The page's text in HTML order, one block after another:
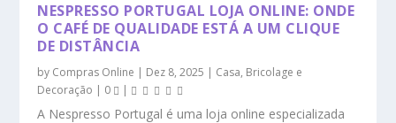
NESPRESSO PORTUGAL LOJA ONLINE: ONDE
O CAFÉ DE QUALIDADE ESTÁ A UM CLIQUE
DE DISTÂNCIA
by Compras Online | Dez 8, 2025 | Casa, Bricolage e
Decoração | 0 |
A Nespresso Portugal é uma loja online especializada